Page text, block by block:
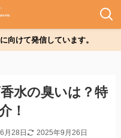
しています。
水の臭いは？特
！
月28日 2025年9月26日